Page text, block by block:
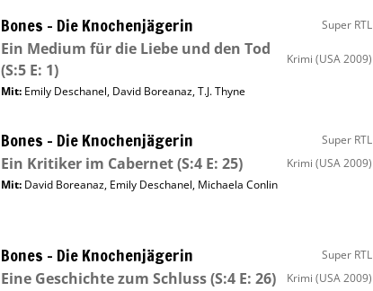
Bones – Die Knochenjägerin Super RTL
Ein Medium für die Liebe und den Tod
(S:5 E: 1)
Krimi (USA 2009)
Mit: Emily Deschanel, David Boreanaz,T.J. Thyne
Bones – Die Knochenjägerin Super RTL
Ein Kritiker im Cabernet(S:4 E: 25) Krimi (USA 2009)
Mit: David Boreanaz, Emily Deschanel, Michaela Conlin
Bones – Die Knochenjägerin Super RTL
Eine Geschichte zum Schluss(S:4 E: 26) Krimi (USA 2009)